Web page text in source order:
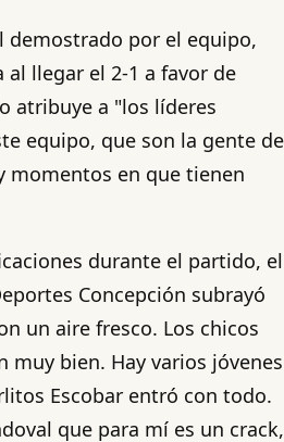
demostrado por el equipo,
llegar el 2-1 a favor de
atribuye a "los líderes
equipo, que son la gente de
momentos en que tienen
durante el partido, el
Concepción subrayó
un aire fresco. Los chicos
muy bien. Hay varios jóvenes
Escobar entró con todo.
que para mí es un crack,